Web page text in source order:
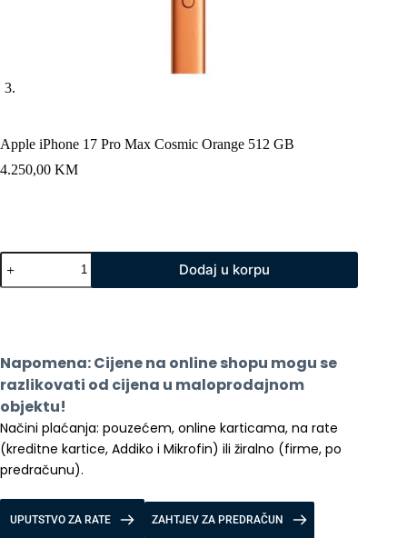
Apple iPhone 17 Pro Max Cosmic Orange 512 GB
4.250,00 KM
Apple
iPhone
17
512
GB
količina
Dodaj u korpu
Napomena: Cijene na online shopu mogu se
razlikovati od cijena u maloprodajnom
objektu!
Načini plaćanja: pouzećem, online karticama, na rate
(kreditne kartice, Addiko i Mikrofin) ili žiralno (firme, po
predračunu).
UPUTSTVO ZA RATE ZAHTJEV ZA PREDRAČUN